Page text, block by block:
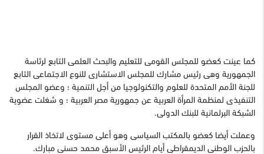
كما عينت كعضو للمجلس القومى للتعليم والبحث العلمى التابع لرئاسة
الجمهورية وهى رئيس مشارك للمجلس الاستشارى للنوع الاجتماعى التابع
للجنة الأمم المتحدة للعلوم والتكنولوجيا من أجل التنمية ؛ وعضو المجلس
التنفيذى لمنظمة المرأة العربية عن جمهورية مصر العربية ؛ و شغلت عضوية
الشبكة البرلمانية للبنك الدولى.
وعملت أيضا كعضو بالمكتب السياسى وهو أعلى مستوى لاتخاذ القرار
بالحزب الوطنى الديمقراطى أيام الرئيس الأسبق محمد حسنى مبارك.